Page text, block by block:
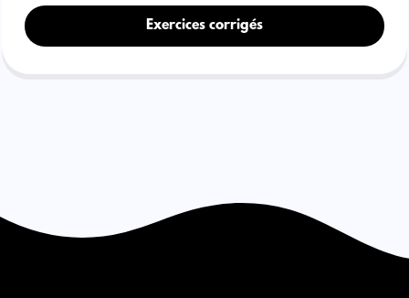
Exercices corrigés